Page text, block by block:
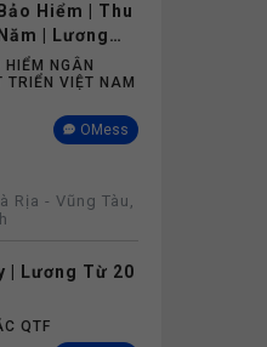
Hiểm | Thu
| Lương
Doanh Số
HIỂM NGÂN
TRIỂN VIỆT NAM
OMess
Rịa - Vũng Tàu,
| Lương Từ 20
QTF